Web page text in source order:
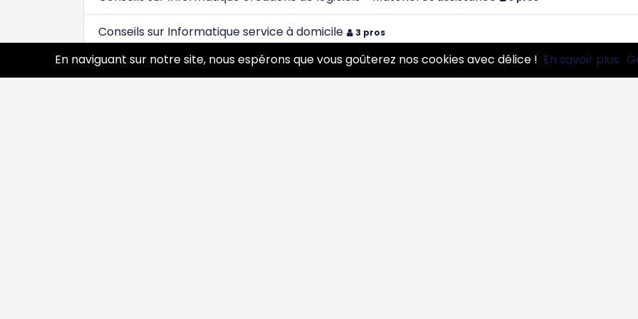
Conseils sur Informatique service à domicile 3 pros
Conseils sur Informatique services et développement 7 pros
En naviguant sur notre site, nous espérons que vous goûterez nos cookies avec délice ! En savoir plus.